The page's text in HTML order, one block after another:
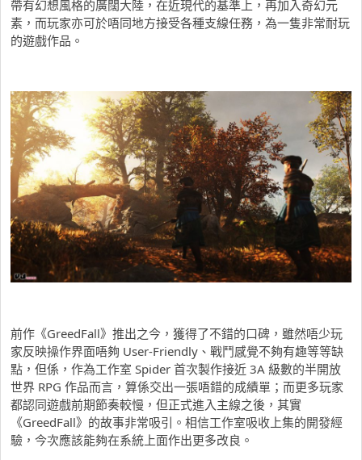
帶有幻想風格的廣闊大陸，在近現代的基準上，再加入奇幻元
素，而玩家亦可於唔同地方接受各種支線任務，為一隻非常耐玩
的遊戲作品。
前作《GreedFall》推出之今，獲得了不錯的口碑，雖然唔少玩
家反映操作界面唔夠 User-Friendly、戰鬥感覺不夠有趣等等缺
點，但係，作為工作室 Spider 首次製作接近 3A 級數的半開放
世界 RPG 作品而言，算係交出一張唔錯的成績單；而更多玩家
都認同遊戲前期節奏較慢，但正式進入主線之後，其實
《GreedFall》的故事非常吸引。相信工作室吸收上集的開發經
驗，今次應該能夠在系統上面作出更多改良。